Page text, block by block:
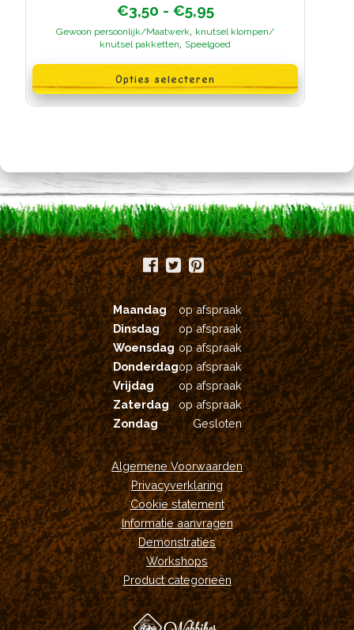
€3,50 - €5,95Prijsklasse:
€3,50
tot
€5,95
Gewoon persoonlijk/Maatwerk, knutsel klompen/
knutsel pakketten, Speelgoed
Opties selecteren
product
heeft
meerdere
variaties.
worden
op
de
productpagina
Maandag
op afspraak
Dinsdag
op afspraak
Woensdag op afspraak
Donderdagop afspraak
Vrijdag
op afspraak
Zaterdag
op afspraak
Zondag
Gesloten
Algemene Voorwaarden
Privacyverklaring
Cookie statement
Informatie aanvragen
Demonstraties
Workshops
Product categorieën